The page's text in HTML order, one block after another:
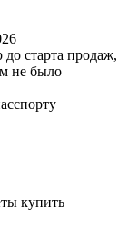
старта продаж,
не было
купить